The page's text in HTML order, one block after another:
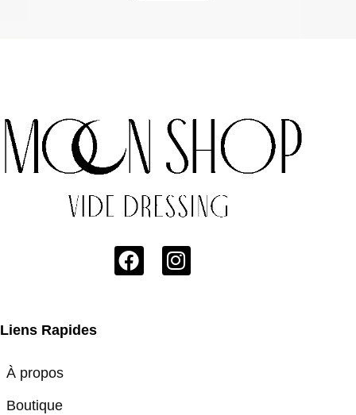
Liens Rapides
À propos
Boutique